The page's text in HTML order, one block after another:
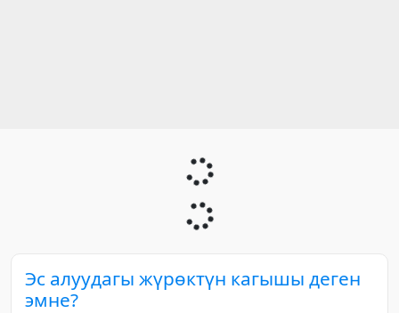
Эс алуудагы жүрөктүн кагышы деген
эмне?